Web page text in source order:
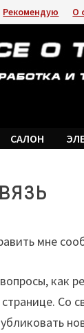
Рекомендую О
САЛОН
мне
как
Со